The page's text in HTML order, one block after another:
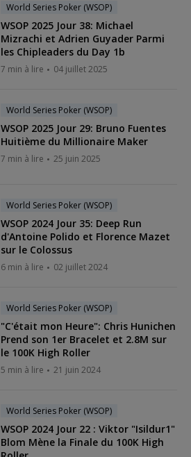
World Series Poker (WSOP)
WSOP 2025 Jour 38: Michael
Mizrachi et Adrien Guyader Parmi
les Chipleaders du Day 1b
7 min à lire 04 juillet 2025
World Series Poker (WSOP)
WSOP 2025 Jour 29: Bruno Fuentes
Huitième du Millionaire Maker
7 min à lire 25 juin 2025
World Series Poker (WSOP)
WSOP 2024 Jour 35: Deep Run
d'Antoine Polido et Florence Mazet
sur le Colossus
6 min à lire 02 juillet 2024
World Series Poker (WSOP)
"C'était mon Heure": Chris Hunichen
Prend son 1er Bracelet et 2.8M sur
le 100K High Roller
5 min à lire 21 juin 2024
World Series Poker (WSOP)
WSOP 2024 Jour 22 : Viktor "Isildur1"
Blom Mène la Finale du 100K High